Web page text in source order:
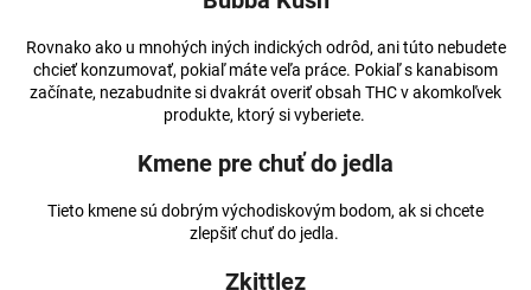
Rovnako ako u mnohých iných indických odrôd, ani túto nebudete
chcieť konzumovať, pokiaľ máte veľa práce. Pokiaľ s kanabisom
začínate, nezabudnite si dvakrát overiť obsah THC v akomkoľvek
produkte, ktorý si vyberiete.
Kmene pre chuť do jedla
Tieto kmene sú dobrým východiskovým bodom, ak si chcete
zlepšiť chuť do jedla.
Zkittlez